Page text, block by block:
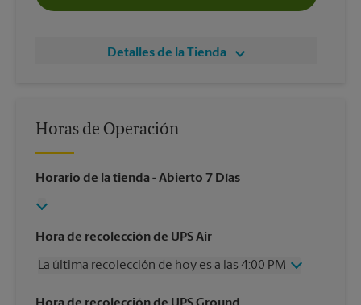
Detalles de la Tienda
Horas de Operación
Horario de la tienda - Abierto 7 Días
Hora de recolección de UPS Air
La última recolección de hoy es a las 4:00 PM
Miércoles
4:00 PM